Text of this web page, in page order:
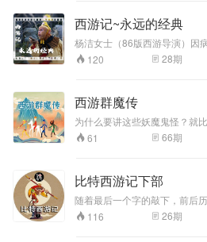
西游记~永远的经典
杨洁女士（86版西游导演）因
辞。但是悲痛之余许多人又翻
喻户晓的电视剧。观看剧集，
聊聊那些至今成谜的故事，回
收听！
120 28期
西游群魔传
为什么要讲这些妖魔鬼怪？就
游列国，你要了解孔子到各国
的是同样一群人为什么到各国
记》唐僧师徒取经的故事主要
鬼怪这些劫难。了解这些妖魔
队到底经历了什么？佛要度他们
行什么？真经到底有什么用？
魔也才能更好的认识《西游记
61 66期
比特西游记下部
随着最后一个字的敲下，前后历
断三年多的《比特西游》系列
比特老师如此慵懒的人，完成
116 26期